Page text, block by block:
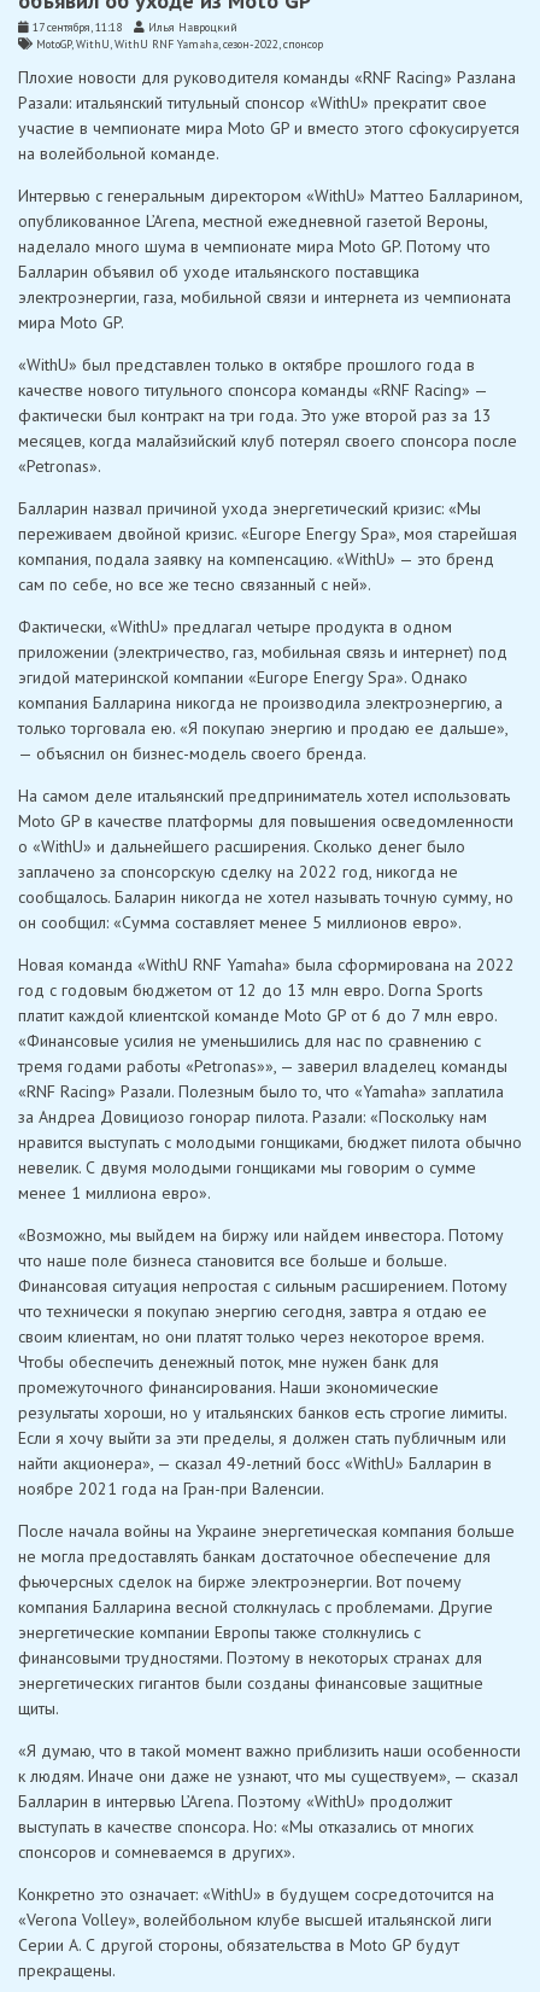
17 сентября, 11:18
Илья Навроцкий
MotoGP,WithU,WithU RNF Yamaha,сезон-2022,спонсор
Плохие новости для руководителя команды «RNF Racing» Разлана
Разали: итальянский титульный спонсор «WithU» прекратит свое
участие в чемпионате мира Moto GP и вместо этого сфокусируется
на волейбольной команде.
Интервью с генеральным директором «WithU» Маттео Балларином,
опубликованное L’Arena, местной ежедневной газетой Вероны,
наделало много шума в чемпионате мира Moto GP. Потому что
Балларин объявил об уходе итальянского поставщика
электроэнергии, газа, мобильной связи и интернета из чемпионата
мира Moto GP.
«WithU» был представлен только в октябре прошлого года в
качестве нового титульного спонсора команды «RNF Racing» —
фактически был контракт на три года. Это уже второй раз за 13
месяцев, когда малайзийский клуб потерял своего спонсора после
«Petronas».
Балларин назвал причиной ухода энергетический кризис: «Мы
переживаем двойной кризис. «Europe Energy Spa», моя старейшая
компания, подала заявку на компенсацию. «WithU» — это бренд
сам по себе, но все же тесно связанный с ней».
Фактически, «WithU» предлагал четыре продукта в одном
приложении (электричество, газ, мобильная связь и интернет) под
эгидой материнской компании «Europe Energy Spa». Однако
компания Балларина никогда не производила электроэнергию, а
только торговала ею. «Я покупаю энергию и продаю ее дальше»,
— объяснил он бизнес-модель своего бренда.
На самом деле итальянский предприниматель хотел использовать
Moto GP в качестве платформы для повышения осведомленности
о «WithU» и дальнейшего расширения. Сколько денег было
заплачено за спонсорскую сделку на 2022 год, никогда не
сообщалось. Баларин никогда не хотел называть точную сумму, но
он сообщил: «Сумма составляет менее 5 миллионов евро».
Новая команда «WithU RNF Yamaha» была сформирована на 2022
год с годовым бюджетом от 12 до 13 млн евро. Dorna Sports
платит каждой клиентской команде Moto GP от 6 до 7 млн евро.
«Финансовые усилия не уменьшились для нас по сравнению с
тремя годами работы «Petronas»», — заверил владелец команды
«RNF Racing» Разали. Полезным было то, что «Yamaha» заплатила
за Андреа Довициозо гонорар пилота. Разали: «Поскольку нам
нравится выступать с молодыми гонщиками, бюджет пилота обычно
невелик. С двумя молодыми гонщиками мы говорим о сумме
менее 1 миллиона евро».
«Возможно, мы выйдем на биржу или найдем инвестора. Потому
что наше поле бизнеса становится все больше и больше.
Финансовая ситуация непростая с сильным расширением. Потому
что технически я покупаю энергию сегодня, завтра я отдаю ее
своим клиентам, но они платят только через некоторое время.
Чтобы обеспечить денежный поток, мне нужен банк для
промежуточного финансирования. Наши экономические
результаты хороши, но у итальянских банков есть строгие лимиты.
Если я хочу выйти за эти пределы, я должен стать публичным или
найти акционера», — сказал 49-летний босс «WithU» Балларин в
ноябре 2021 года на Гран-при Валенсии.
После начала войны на Украине энергетическая компания больше
не могла предоставлять банкам достаточное обеспечение для
фьючерсных сделок на бирже электроэнергии. Вот почему
компания Балларина весной столкнулась с проблемами. Другие
энергетические компании Европы также столкнулись с
финансовыми трудностями. Поэтому в некоторых странах для
энергетических гигантов были созданы финансовые защитные
щиты.
«Я думаю, что в такой момент важно приблизить наши особенности
к людям. Иначе они даже не узнают, что мы существуем», — сказал
Балларин в интервью L’Arena. Поэтому «WithU» продолжит
выступать в качестве спонсора. Но: «Мы отказались от многих
спонсоров и сомневаемся в других».
Конкретно это означает: «WithU» в будущем сосредоточится на
«Verona Volley», волейбольном клубе высшей итальянской лиги
Серии А. С другой стороны, обязательства в Moto GP будут
прекращены.